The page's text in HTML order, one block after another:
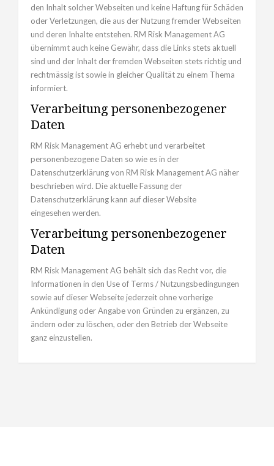
den Inhalt solcher Webseiten und keine Haftung für Schäden
oder Verletzungen, die aus der Nutzung fremder Webseiten
und deren Inhalte entstehen. RM Risk Management AG
übernimmt auch keine Gewähr, dass die Links stets aktuell
sind und der Inhalt der fremden Webseiten stets richtig und
rechtmässig ist sowie in gleicher Qualität zu einem Thema
informiert.
Verarbeitung personenbezogener
Daten
RM Risk Management AG erhebt und verarbeitet
personenbezogene Daten so wie es in der
Datenschutzerklärung von RM Risk Management AG näher
beschrieben wird. Die aktuelle Fassung der
Datenschutzerklärung kann auf dieser Website
eingesehen werden.
Verarbeitung personenbezogener
Daten
RM Risk Management AG behält sich das Recht vor, die
Informationen in den Use of Terms / Nutzungsbedingungen
sowie auf dieser Webseite jederzeit ohne vorherige
Ankündigung oder Angabe von Gründen zu ergänzen, zu
ändern oder zu löschen, oder den Betrieb der Webseite
ganz einzustellen.